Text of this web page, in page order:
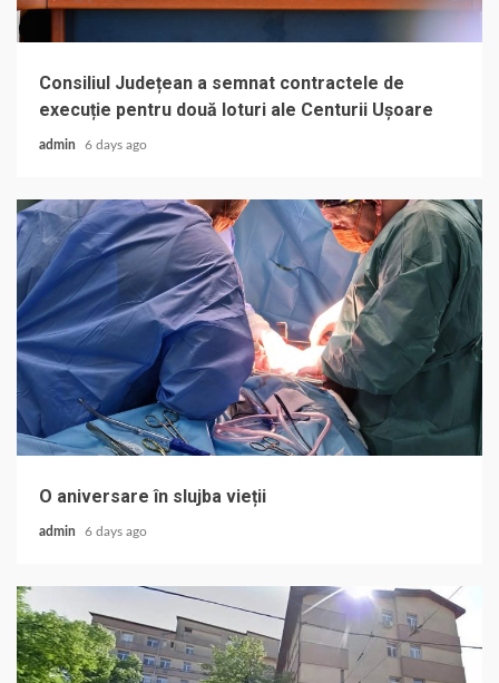
Consiliul Județean a semnat contractele de
execuție pentru două loturi ale Centurii Ușoare
admin 6 days ago
O aniversare în slujba vieții
admin 6 days ago